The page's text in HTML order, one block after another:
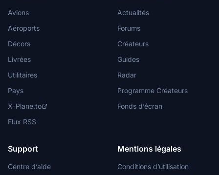
Avions
Aéroports
Décors
Livrées
Utilitaires
Pays
X-Plane.to
Flux RSS
Actualités
Forums
Créateurs
Guides
Radar
Programme Créateurs
Fonds d’écran
Support
Centre d’aide
Mentions légales
Conditions d’utilisation